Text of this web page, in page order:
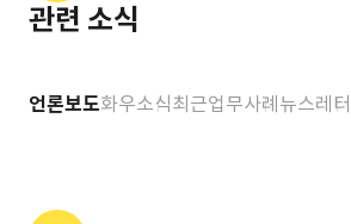
관련 소식
언론보도화우소식최근업무사례 뉴스레터